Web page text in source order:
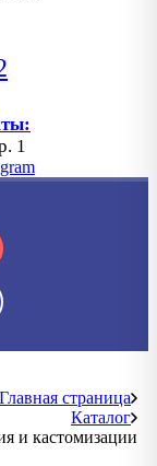
1
Главная страница
Каталог
и кастомизации